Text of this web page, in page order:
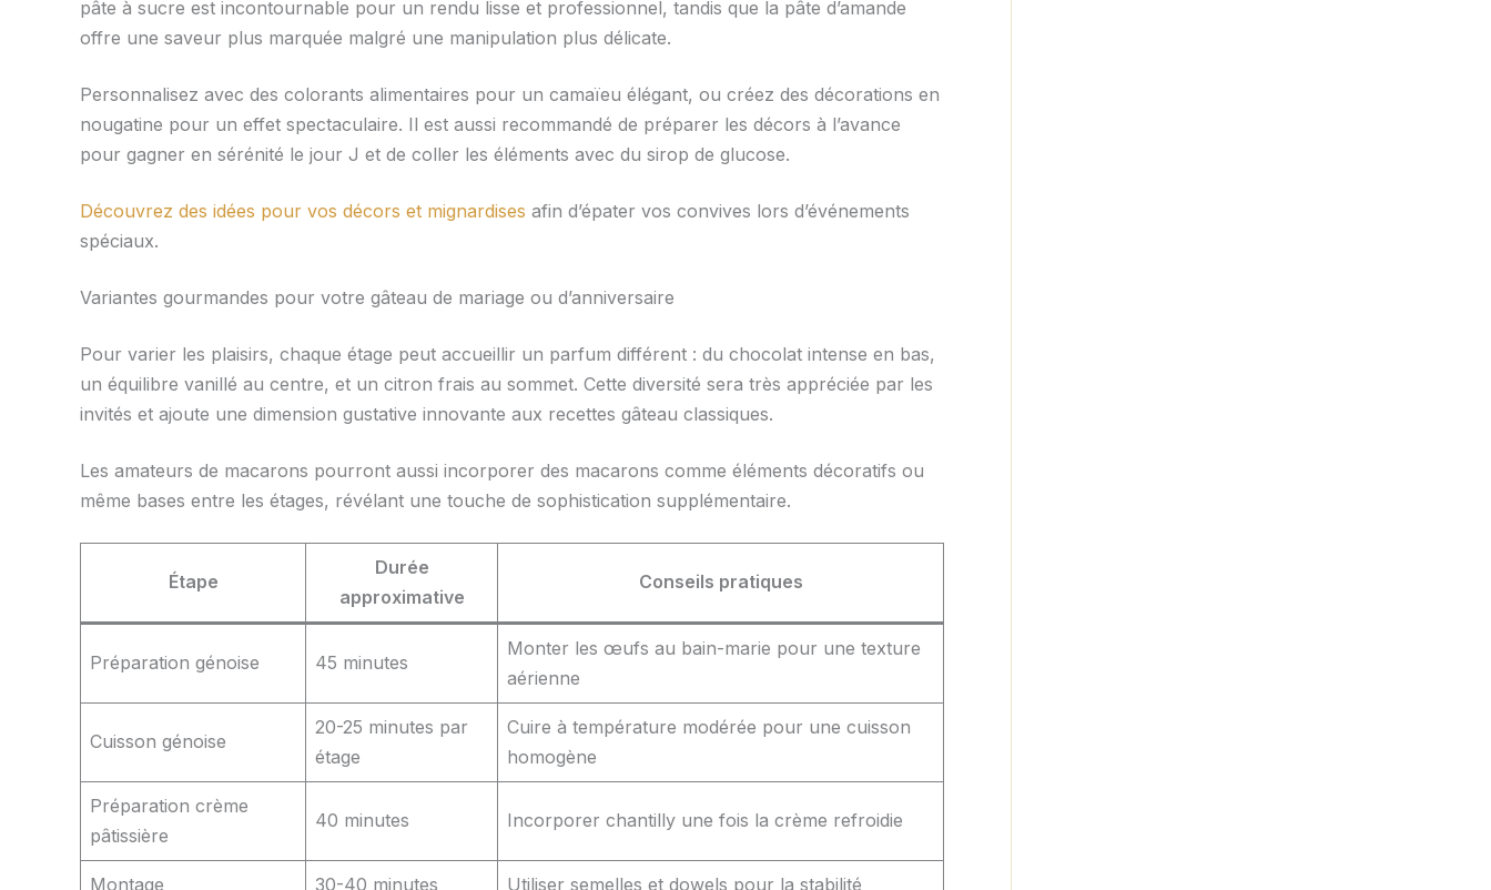
pâte à sucre est incontournable pour un rendu lisse et professionnel, tandis que la pâte d’amande
offre une saveur plus marquée malgré une manipulation plus délicate.
Personnalisez avec des colorants alimentaires pour un camaïeu élégant, ou créez des décorations en
nougatine pour un effet spectaculaire. Il est aussi recommandé de préparer les décors à l’avance
pour gagner en sérénité le jour J et de coller les éléments avec du sirop de glucose.
Découvrez des idées pour vos décors et mignardises afin d’épater vos convives lors d’événements
spéciaux.
Variantes gourmandes pour votre gâteau de mariage ou d’anniversaire
Pour varier les plaisirs, chaque étage peut accueillir un parfum différent : du chocolat intense en bas,
un équilibre vanillé au centre, et un citron frais au sommet. Cette diversité sera très appréciée par les
invités et ajoute une dimension gustative innovante aux recettes gâteau classiques.
Les amateurs de macarons pourront aussi incorporer des macarons comme éléments décoratifs ou
même bases entre les étages, révélant une touche de sophistication supplémentaire.
Étape
Durée
approximative
Conseils pratiques
Préparation génoise 45 minutes
Monter les œufs au bain-marie pour une texture
aérienne
Cuisson génoise
20-25 minutes par
étage
Cuire à température modérée pour une cuisson
homogène
Préparation crème
pâtissière
40 minutes Incorporer chantilly une fois la crème refroidie
Montage 30-40 minutes Utiliser semelles et dowels pour la stabilité